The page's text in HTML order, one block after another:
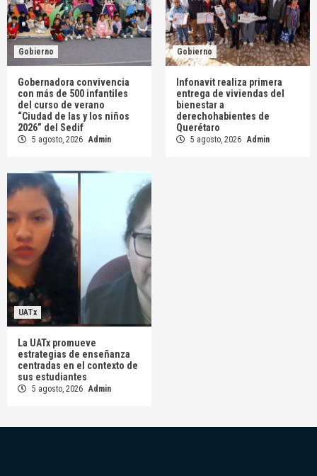
Gobierno
Gobernadora convivencia
con más de 500 infantiles
del curso de verano
“Ciudad de las y los niños
2026” del Sedif
5 agosto, 2026 Admin
Gobierno
Infonavit realiza primera
entrega de viviendas del
bienestar a
derechohabientes de
Querétaro
5 agosto, 2026 Admin
UATx
La UATx promueve
estrategias de enseñanza
centradas en el contexto de
sus estudiantes
5 agosto, 2026 Admin